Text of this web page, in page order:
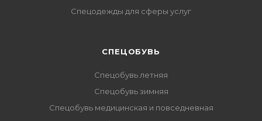
Спецодежды для сферы услуг
CПЕЦОБУВЬ
Спецобувь летняя
Спецобувь зимняя
Спецобувь медицинская и повседневная